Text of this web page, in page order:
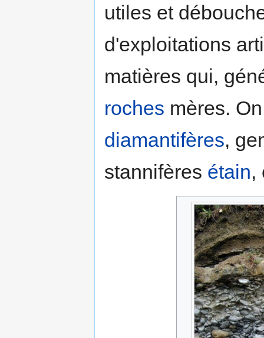
utiles et
d'exploitations
matières qui,
roches mères.
diamantifères,
stannifères étain,